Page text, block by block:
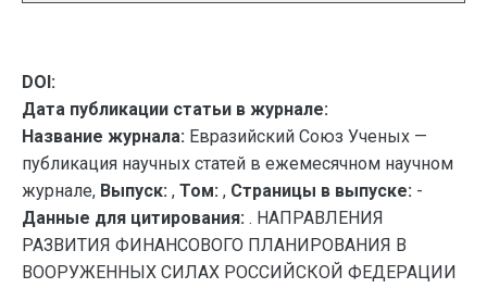
DOI:
Дата публикации статьи в журнале:
Название журнала: Евразийский Союз Ученых —
публикация научных статей в ежемесячном научном
журнале, Выпуск: , Том: , Страницы в выпуске: -
Данные для цитирования: . НАПРАВЛЕНИЯ
РАЗВИТИЯ ФИНАНСОВОГО ПЛАНИРОВАНИЯ В
ВООРУЖЕННЫХ СИЛАХ РОССИЙСКОЙ ФЕДЕРАЦИИ